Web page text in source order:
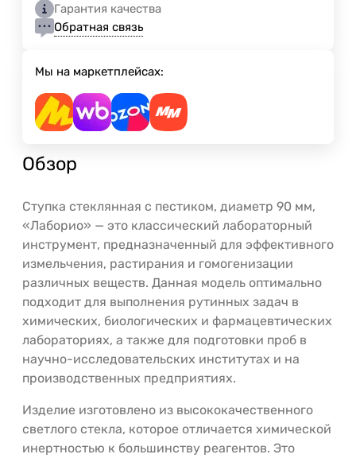
Гарантия качества
Обратная связь
Мы на маркетплейсах:
Обзор
Ступка стеклянная с пестиком, диаметр 90 мм,
«Лаборио» — это классический лабораторный
инструмент, предназначенный для эффективного
измельчения, растирания и гомогенизации
различных веществ. Данная модель оптимально
подходит для выполнения рутинных задач в
химических, биологических и фармацевтических
лабораториях, а также для подготовки проб в
научно-исследовательских институтах и на
производственных предприятиях.
Изделие изготовлено из высококачественного
светлого стекла, которое отличается химической
инертностью к большинству реагентов. Это